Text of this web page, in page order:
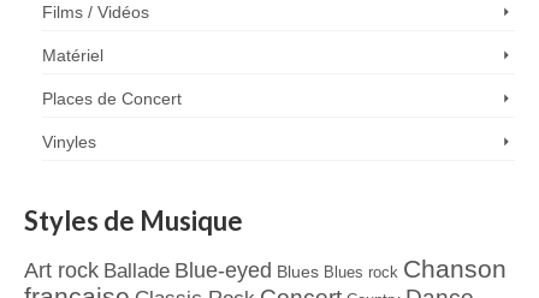
Films / Vidéos
Matériel
Places de Concert
Vinyles
Styles de Musique
Art rock Ballade Blue-eyed Blues Blues rock Chanson